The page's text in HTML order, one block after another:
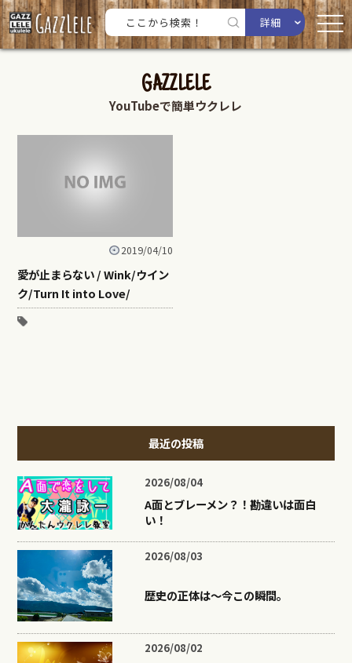
詳細
GAZZLELE
YouTubeで簡単ウクレレ
2019/04/10
愛が止まらない / Wink/ウイン
ク/Turn It into Love/
最近の投稿
2026/08/04
A面とブレーメン？！勘違いは面白
い！
2026/08/03
歴史の正体は〜今この瞬間。
2026/08/02